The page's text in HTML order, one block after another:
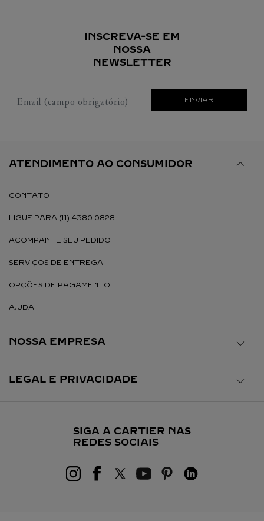
INSCREVA-SE EM
NOSSA
NEWSLETTER
Email (campo obrigatório) ENVIAR
ATENDIMENTO AO CONSUMIDOR
CONTATO
LIGUE PARA (11) 4380 0828
ACOMPANHE SEU PEDIDO
SERVIÇOS DE ENTREGA
OPÇÕES DE PAGAMENTO
AJUDA
NOSSA EMPRESA
LEGAL E PRIVACIDADE
SIGA A CARTIER NAS
REDES SOCIAIS